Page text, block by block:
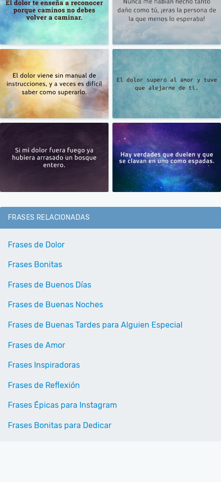
FRASES RELACIONADAS
Frases de Dolor
Frases Bonitas
Frases de Buenos Días
Frases de Buenas Noches
Frases de Buenas Tardes para Alguien Especial
Frases de Amor
Frases Inspiradoras
Frases de Reflexión
Frases Épicas para Instagram
Frases Bonitas para Dedicar